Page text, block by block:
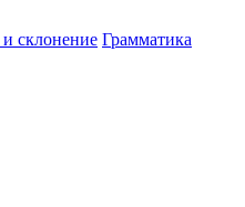
и склонение Грамматика